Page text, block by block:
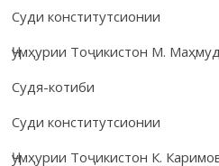
Суди конститутсионии
Ҷумҳурии Тоҷикистон М.
Судя-котиби
Суди конститутсионии
Ҷумҳурии Тоҷикистон К.